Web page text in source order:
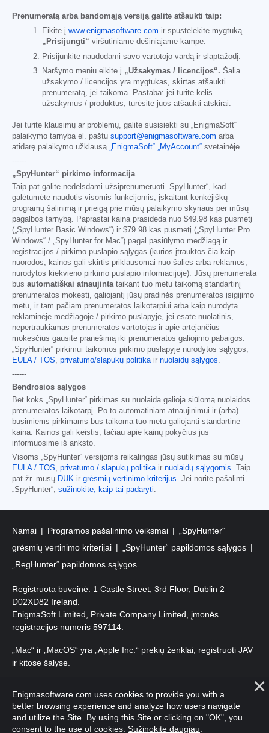
Prenumeratą arba bandomąją versiją galite atšaukti taip:
Eikite į www.enigmasoftware.com ir spustelėkite mygtuką
„Prisijungti“ viršutiniame dešiniajame kampe.
Prisijunkite naudodami savo vartotojo vardą ir slaptažodį.
Naršymo meniu eikite į „Užsakymas / licencijos“. Šalia
užsakymo / licencijos yra mygtukas, skirtas atšaukti
prenumeratą, jei taikoma. Pastaba: jei turite kelis
užsakymus / produktus, turėsite juos atšaukti atskirai.
Jei turite klausimų ar problemų, galite susisiekti su „EnigmaSoft“
palaikymo tarnyba el. paštu support@enigmasoftware.com arba
atidarę palaikymo užklausą „EnigmaSoft“ „MyAccount“ svetainėje.
------
„SpyHunter“ pirkimo informacija
Taip pat galite nedelsdami užsiprenumeruoti „SpyHunter“, kad
galėtumėte naudotis visomis funkcijomis, įskaitant kenkėjiškų
programų šalinimą ir prieigą prie mūsų palaikymo skyriaus per mūsų
pagalbos tarnybą. Paprastai kaina prasideda nuo $49.98 kas pusmetį
(„SpyHunter Basic Windows“) ir $79.98 kas pusmetį („SpyHunter Pro
Windows“ / „SpyHunter for Mac“) pagal pasiūlymo medžiagą ir
registracijos / pirkimo puslapio sąlygas (kurios įtrauktos čia kaip
nuorodos; kainos gali skirtis priklausomai nuo šalies arba reklamos,
nurodytos kiekvieno pirkimo puslapio informacijoje). Jūsų prenumerata
bus automatiškai atnaujintataikant tuo metu taikomą standartinį
prenumeratos mokestį, galiojantį jūsų pradinės prenumeratos įsigijimo
metu, ir tam pačiam prenumeratos laikotarpiui arba kaip nurodyta
reklaminėje medžiagoje / pirkimo puslapyje, jei esate nuolatinis,
nepertraukiamas prenumeratos vartotojas ir apie artėjančius
mokesčius gausite pranešimą iki prenumeratos galiojimo pabaigos.
„SpyHunter“ pirkimui taikomos pirkimo puslapyje nurodytos sąlygos,
EULA / TOS, privatumo/slapukų politikair nuolaidų sąlygos.
------
Bendrosios sąlygos
Bet koks „SpyHunter“ pirkimas su nuolaida galioja siūlomą nuolaidos
prenumeratos laikotarpį. Po to automatiniam atnaujinimui ir (arba)
būsimiems pirkimams bus taikoma tuo metu galiojanti standartinė
kaina. Kainos gali keistis, tačiau apie kainų pokyčius jus
informuosime iš anksto.
Visoms „SpyHunter“ versijoms reikalingas jūsų sutikimas su mūsų
EULA / TOS, privatumo / slapukų politikair nuolaidų sąlygomis. Taip
pat žr. mūsų DUK ir grėsmių vertinimo kriterijus. Jei norite pašalinti
„SpyHunter“, sužinokite, kaip tai padaryti.
Namai Programos pašalinimo veiksmai
„SpyHunter“
grėsmių vertinimo kriterijai
„SpyHunter“ papildomos sąlygos
„RegHunter“ papildomos sąlygos
Registruota buveinė: 1 Castle Street, 3rd Floor, Dublin 2
D02XD82 Ireland.
EnigmaSoft Limited, Private Company Limited, įmonės
registracijos numeris 597114.
„Mac“ ir „MacOS“ yra „Apple Inc.“ prekių ženklai, registruoti JAV
ir kitose šalyse.
saugomos.
Enigmasoftware.com uses cookies to provide you with a
better browsing experience and analyze how users navigate
and utilize the Site. By using this Site or clicking on "OK", you
consent to the use of cookies. Sužinokite daugiau